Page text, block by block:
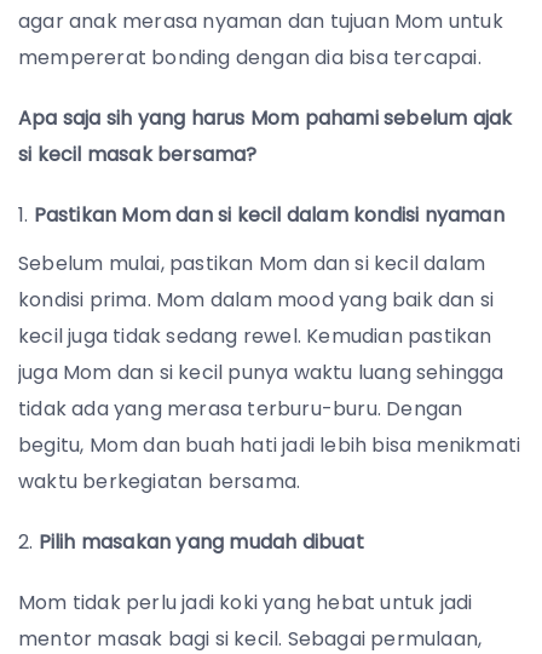
agar anak merasa nyaman dan tujuan Mom untuk
mempererat bonding dengan dia bisa tercapai.
Apa saja sih yang harus Mom pahami sebelum ajak
si kecil masak bersama?
Pastikan Mom dan si kecil dalam kondisi nyaman
Sebelum mulai, pastikan Mom dan si kecil dalam
kondisi prima. Mom dalam mood yang baik dan si
kecil juga tidak sedang rewel. Kemudian pastikan
juga Mom dan si kecil punya waktu luang sehingga
tidak ada yang merasa terburu-buru. Dengan
begitu, Mom dan buah hati jadi lebih bisa menikmati
waktu berkegiatan bersama.
2. Pilih masakan yang mudah dibuat
Mom tidak perlu jadi koki yang hebat untuk jadi
mentor masak bagi si kecil. Sebagai permulaan,